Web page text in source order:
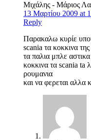
Μιχάλης - Μάριος
13 Μαρτίου 2009 at
Reply
Παρακαλω κυρίε
scania τα κοκκινα
τα παλια μπλε
κοκκινα τα scania ta
ρουμανια
και να φερεται αλλα